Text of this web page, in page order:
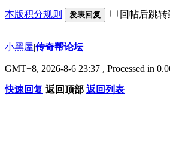
本版积分规则 发表回复 回帖后跳
小黑屋|传奇帮论坛
GMT+8, 2026-8-6 23:37 , Processed in
快速回复 返回顶部 返回列表